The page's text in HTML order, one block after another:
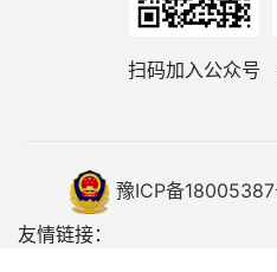
扫码加入公众号
豫ICP备
友情链接：